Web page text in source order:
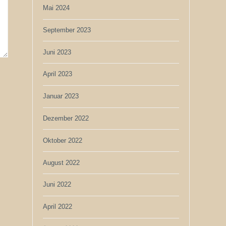
Mai 2024
September 2023
Juni 2023
April 2023
Januar 2023
Dezember 2022
Oktober 2022
August 2022
Juni 2022
April 2022